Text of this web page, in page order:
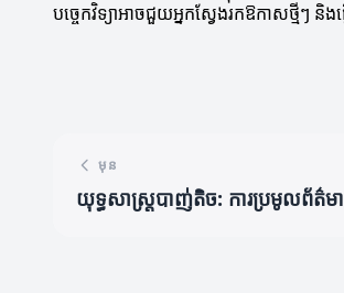
បច្ចេកវិទ្យាអាចជួយអ្នកស្វែងរកឱកាសថ្មីៗ និង
មុន
យុទ្ធសាស្ត្របាញ់តិច: ការប្រមូលព័ត៌មា